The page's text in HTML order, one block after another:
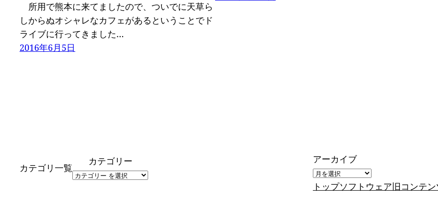
所用で熊本に来てましたので、ついでに天草ら
しからぬオシャレなカフェがあるということでド
ライブに行ってきました…
2016年6月5日
カテゴリ一覧
カテゴリー アーカイブ
トップソフトウェア旧コンテ